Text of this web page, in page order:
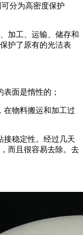
可分为高密度保护
加工、运输、储存和
护了原有的光洁表
面是惰性的；
在物料搬运和加工过
接稳定性。经过几天
而且很容易去除。去